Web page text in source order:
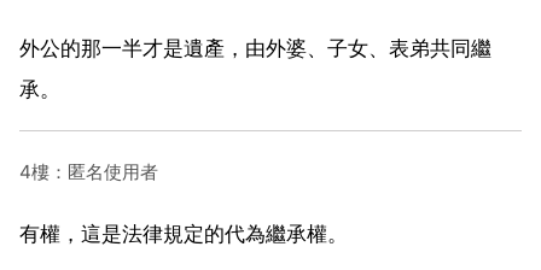
外公的那一半才是遺產，由外婆、子女、表弟共同繼
承。
4樓：匿名使用者
有權，這是法律規定的代為繼承權。